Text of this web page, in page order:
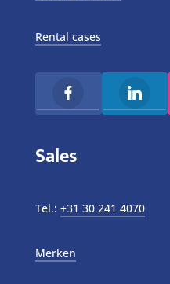
Rental cases
Sales
Tel.: +31 30 241 4070
Merken